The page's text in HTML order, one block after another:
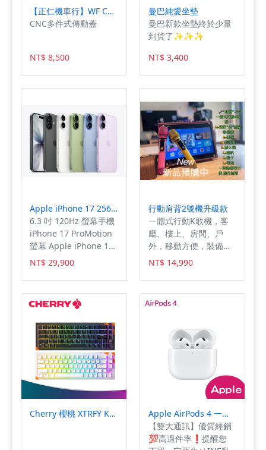
【正仁機車行】WF CNC傳動蓋 B8R 勁戰七代 勁戰六代 NMAX 水冷BWS 四件式 組裝傳動蓋 傳動外蓋
CNC多件式傳動蓋
NT$ 8,500
曼巴純愛坐墊
曼巴新款坐墊終於少量
到貨了✨✨✨
NT$ 3,400
Apple iPhone 17 256GB 分期甜甜價『証証通訊』
6.3 吋 120Hz 螢幕手機
iPhone 17 ProMotion
螢幕 Apple iPhone 17
配置 6.3 吋 2,622 x
1,206pixels 解析度
OLED 螢幕，結合超
Retina XDR 顯示器，具
備 ProMotion 顯示技
術，支援最高達 120Hz
自動適應更新頻率，以
及最高 3,000nits 螢幕
峰值亮度。螢幕搭配抗
反射鍍膜，可使光線反
射減少 33%，讓螢幕閱
讀起來更加清晰。 超瓷
晶盾 2 面板 Apple
iPhone 17 機身正面覆
NT$ 29,900
行動肩背2號機升級款
ㄧ體式行動K歌機，客
廳、樓上、房間、戶
外，移動方便，裝備簡
單，到處都可歡唱！
NT$ 14,990
Cherry 櫻桃 XTRFY K5 PRO TMR V2 RGB 魔晶磁軸2代 有線鍵盤
Apple AirPods 4 一般款(非主動式降噪版)【雙大通訊】優質經銷💯分期高過件率👌申辦成功送配件
【雙大通訊】優質經銷
💯高過件率❗️提醒您